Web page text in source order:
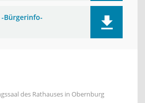
Bürgerinfo-
des Rathauses in Obernburg